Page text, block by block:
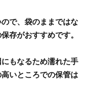
で、袋のままではな
存がおすすめです。
もなるため濡れた手
いところでの保管は